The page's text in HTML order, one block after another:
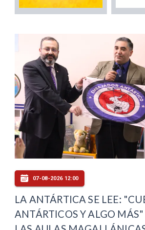
07-08-2026 12:00
LA ANTÁRTICA SE LEE:
ANTÁRTICOS Y ALGO